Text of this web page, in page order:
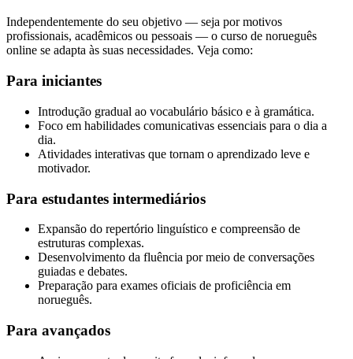
Independentemente do seu objetivo — seja por motivos
profissionais, acadêmicos ou pessoais — o curso de norueguês
online se adapta às suas necessidades. Veja como:
Para iniciantes
Introdução gradual ao vocabulário básico e à gramática.
Foco em habilidades comunicativas essenciais para o dia a
dia.
Atividades interativas que tornam o aprendizado leve e
motivador.
Para estudantes intermediários
Expansão do repertório linguístico e compreensão de
estruturas complexas.
Desenvolvimento da fluência por meio de conversações
guiadas e debates.
Preparação para exames oficiais de proficiência em
norueguês.
Para avançados